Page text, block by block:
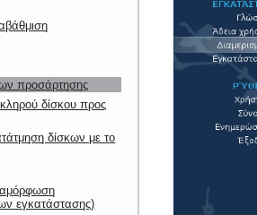
προσάρτησης
δίσκου προς
δίσκων με το
εγκατάστασης)